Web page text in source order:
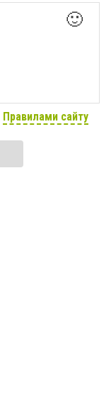
🙂
Правилами сайту